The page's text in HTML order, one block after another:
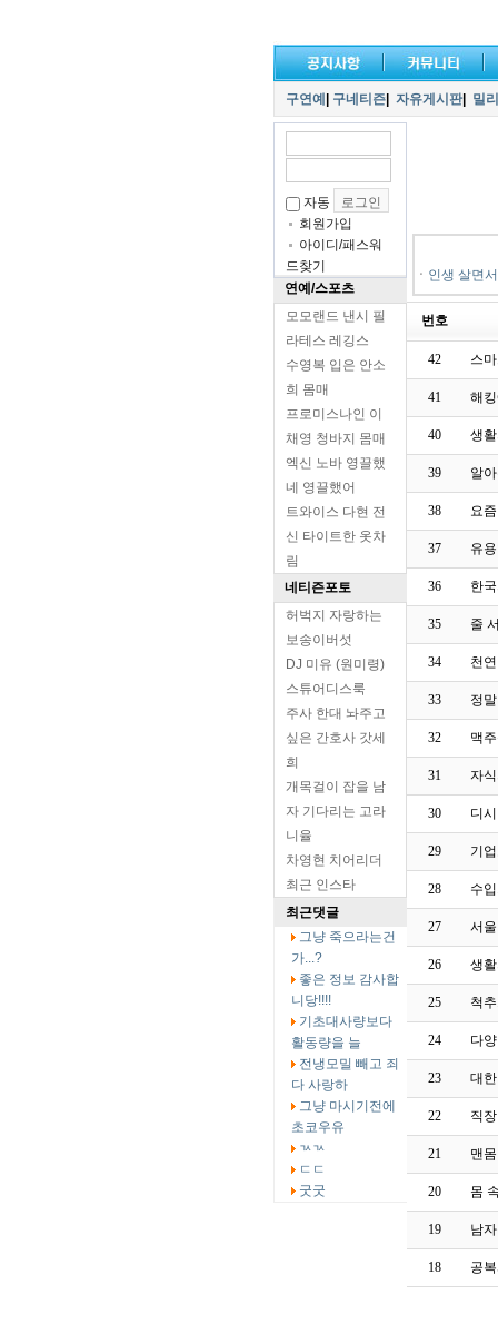
구연예 구네티즌 자유게시판| 밀
자동
회원가입
아이디/패스워
드찾기
연예/스포츠
모모랜드 낸시 필
라테스 레깅스
수영복 입은 안소
희 몸매
프로미스나인 이
채영 청바지 몸매
엑신 노바 영끌했
네 영끌했어
트와이스 다현 전
신 타이트한 옷차
림
네티즌포토
허벅지 자랑하는
보송이버섯
DJ 미유 (원미령)
스튜어디스룩
주사 한대 놔주고
싶은 간호사 갓세
희
개목걸이 잡을 남
자 기다리는 고라
니율
차영현 치어리더
최근 인스타
최근댓글
그냥 죽으라는건
가...?
좋은 정보 감사합
니당!!!!
기초대사량보다
활동량을 늘
전냉모밀 빼고 죄
다 사랑하
그냥 마시기전에
초코우유
ㄳㄳ
ㄷㄷ
굿굿
ㆍ 인생 살면
번호
42 스
41 해
40 생
39 알
38 요
37 유
36 한
35 줄
34 천
33 정
32 맥
31 자
30 디
29 기
28 수
27 서
26 생
25 척
24 다
23 대
22 직
21 맨
20 몸
19 남
18 공